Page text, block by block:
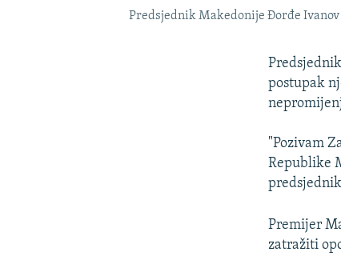
Predsjednik Makedonije Đorđe Ivanov
postupak
"Pozivam
Republike
Premijer
zatražiti